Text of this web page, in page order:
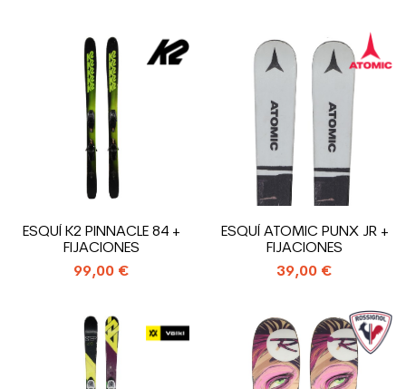
ESQUÍ K2 PINNACLE 84 +
FIJACIONES
99,00 €
ESQUÍ ATOMIC PUNX JR +
FIJACIONES
39,00 €